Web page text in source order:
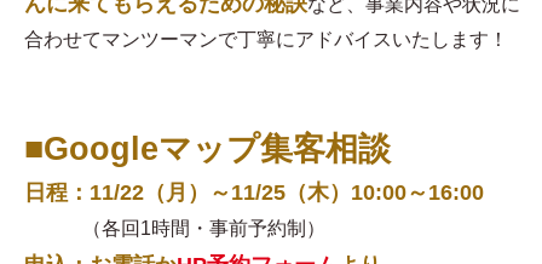
合わせてマンツーマンで丁寧にアドバイスいたします！
■Googleマップ集客相談
日程：11/22（月）～11/25（木）10:00～16:00
（各回1時間・事前予約制）